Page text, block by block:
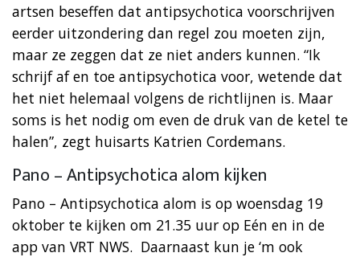
artsen beseffen dat antipsychotica voorschrijven
eerder uitzondering dan regel zou moeten zijn,
maar ze zeggen dat ze niet anders kunnen. “Ik
schrijf af en toe antipsychotica voor, wetende dat
het niet helemaal volgens de richtlijnen is. Maar
soms is het nodig om even de druk van de ketel te
halen”, zegt huisarts Katrien Cordemans.
Pano – Antipsychotica alom kijken
Pano – Antipsychotica alom is op woensdag 19
oktober te kijken om 21.35 uur op Eén en in de
app van VRT NWS. Daarnaast kun je ‘m ook